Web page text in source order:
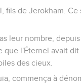
fils de Jerokham. Ce
leur nombre,
que l'Éternel avait
des cieux.
commença à